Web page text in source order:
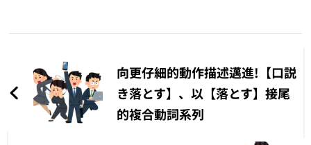
導
向更仔細的動作描述邁進!【口説
き落とす】、以【落とす】接尾
的複合動詞系列